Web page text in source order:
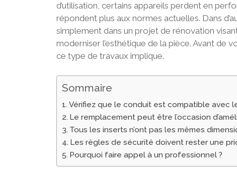
d’utilisation, certains appareils perdent en
répondent plus aux normes actuelles. Dans
simplement dans un projet de rénovation
moderniser l’esthétique de la pièce. Avant de
ce type de travaux implique.
Sommaire
Vérifiez que le conduit est compatible avec
Le remplacement peut être l’occasion
Tous les inserts n’ont pas les mêmes
Les règles de sécurité doivent rester une
Pourquoi faire appel à un professionnel ?